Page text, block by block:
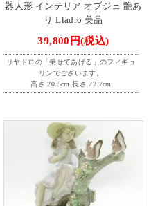
器人形 インテリア オブジェ 艶あ
り Lladro 美品
39,800円(税込)
リヤドロの「乗せてあげる」のフィギュ
リンでございます。
高さ 20.5cm 長さ 22.7cm